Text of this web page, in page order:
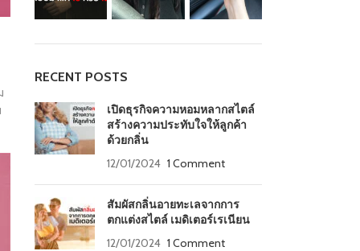
RECENT POSTS
เปิดธุรกิจความหอมหลากสไตล์
สร้างความประทับใจให้ลูกค้า
ด้วยกลิ่น
12/01/2024 1 Comment
สัมผัสกลิ่นอายทะเลจากการ
ตกแต่งสไตล์ เมดิเตอร์เรเนียน
12/01/2024 1 Comment